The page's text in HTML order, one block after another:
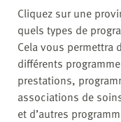
Cliquez sur une
quels types de
Cela vous permettra
différents
prestations,
associations de
et d’autres